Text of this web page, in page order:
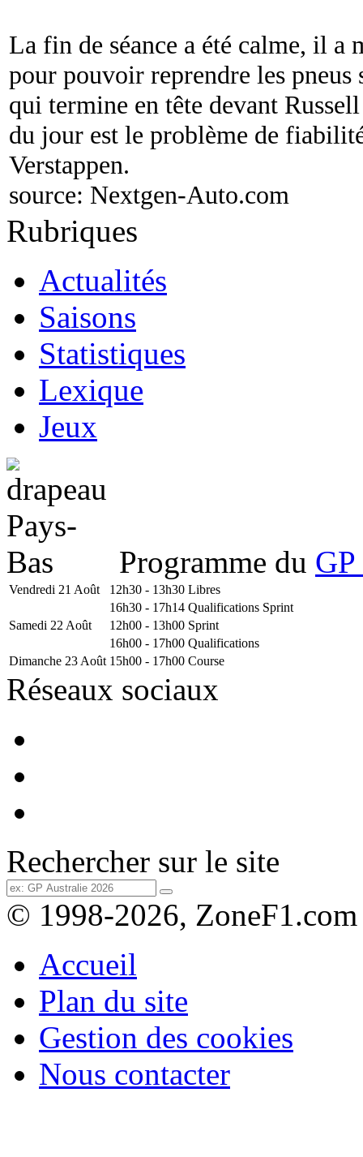
La fin de séance a été calme, il a
pour pouvoir reprendre les
qui termine en tête devant
du jour est le problème de
Verstappen.
source: Nextgen-Auto.com
Rubriques
Actualités
Saisons
Statistiques
Lexique
Jeux
Programme du
Vendredi 21 Août 12h30 - 13h30 Libres
16h30 - 17h14 Qualifications Sprint
Samedi 22 Août
12h00 - 13h00 Sprint
16h00 - 17h00 Qualifications
Dimanche 23 Août 15h00 - 17h00 Course
Réseaux sociaux
Rechercher sur le site
© 1998-2026, ZoneF1.com
Accueil
Plan du site
Gestion des cookies
Nous contacter